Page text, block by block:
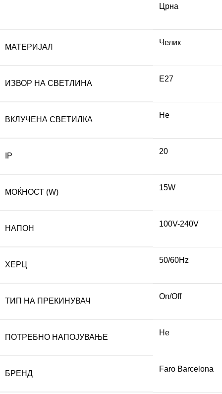
Црна
МАТЕРИЈАЛ
Челик
ИЗВОР НА СВЕТЛИНА
E27
ВКЛУЧЕНА СВЕТИЛКА
Не
IP
20
МОЌНОСТ (W)
15W
НАПОН
100V-240V
ХЕРЦ
50/60Hz
ТИП НА ПРЕКИНУВАЧ
On/Off
ПОТРЕБНО НАПОЈУВАЊЕ
Не
БРЕНД
Faro Barcelona